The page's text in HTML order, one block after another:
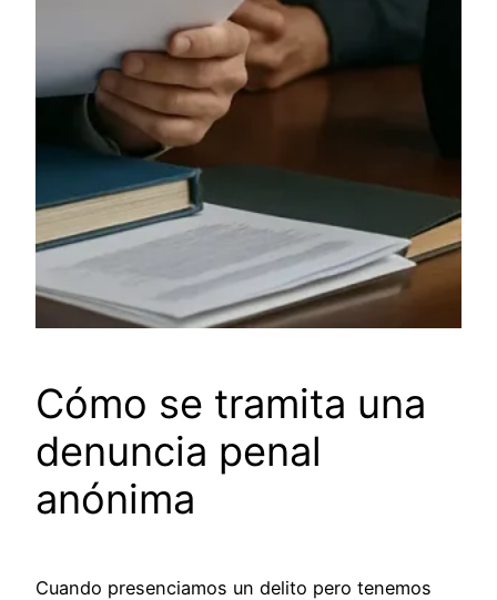
Cómo se tramita una
denuncia penal
anónima
Cuando presenciamos un delito pero tenemos